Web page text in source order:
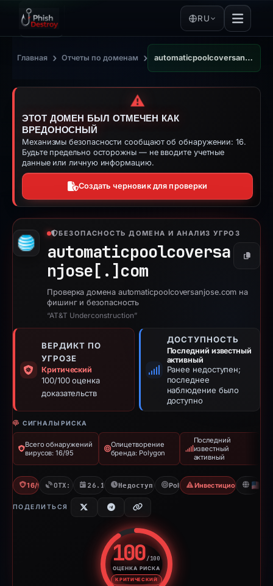
RU
Главная › Отчеты по доменам › automaticpoolcoversanjose.com
⚠️
ЭТОТ ДОМЕН БЫЛ ОТМЕЧЕН КАК
ВРЕДОНОСНЫЙ
Механизмы безопасности сообщают об обнаружении: 16.
Будьте предельно осторожны — не вводите учетные
данные или личную информацию.
Создать черновик для проверки
БЕЗОПАСНОСТЬ ДОМЕНА И АНАЛИЗ УГРОЗ
automaticpoolcoversa
njose[.] com
Проверка домена automaticpoolcoversanjose.com на
фишинг и безопасность
“AT&T Underconstruction”
ВЕРДИКТ ПО
УГРОЗЕ
Критический
100/100 оценка
доказательств
ДОСТУПНОСТЬ
Последний известный
активный
Ранее недоступен;
последнее
наблюдение было
доступно
СИГНАЛЫ РИСКА
Всего обнаружений
вирусов: 16/95
Олицетворение
бренда: Polygon
Последний
известный
активный
16/95 VTOTX: 18 refs26.10.2025Недоступно с 06.06.2026
PolygonИнвестиционное
ПОДЕЛИТЬСЯ
100/100
ОЦЕНКА РИСКА
КРИТИЧЕСКИЙ
Оценка риска: 100 из 100.